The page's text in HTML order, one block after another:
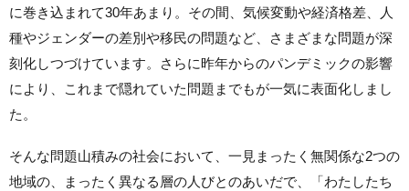
に巻き込まれて30年あまり。その間、気候変動や経済格差、人
種やジェンダーの差別や移民の問題など、さまざまな問題が深
刻化しつづけています。さらに昨年からのパンデミックの影響
により、これまで隠れていた問題までもが一気に表面化しまし
た。
そんな問題山積みの社会において、一見まったく無関係な2つの
地域の、まったく異なる層の人びとのあいだで、「わたしたち